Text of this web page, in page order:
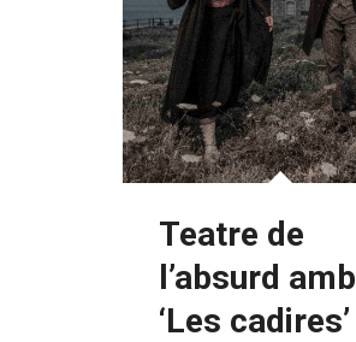
Teatre de
l’absurd amb
‘Les cadires’